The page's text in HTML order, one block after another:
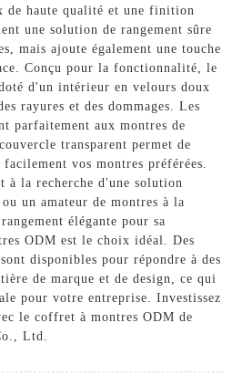
de haute qualité et une finition
une solution de rangement sûre
mais ajoute également une touche
Conçu pour la fonctionnalité, le
d'un intérieur en velours doux
rayures et des dommages. Les
parfaitement aux montres de
transparent permet de
vos montres préférées.
à la recherche d'une solution
un amateur de montres à la
élégante pour sa
ODM est le choix idéal. Des
disponibles pour répondre à des
de marque et de design, ce qui
pour votre entreprise. Investissez
le coffret à montres ODM de
Ltd.